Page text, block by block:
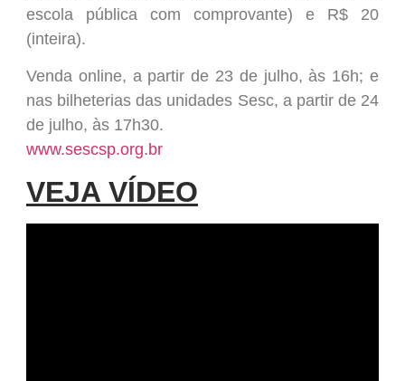
escola pública com comprovante) e R$ 20
(inteira).
Venda online, a partir de 23 de julho, às 16h; e
nas bilheterias das unidades Sesc, a partir de 24
de julho, às 17h30.
www.sescsp.org.br
VEJA VÍDEO